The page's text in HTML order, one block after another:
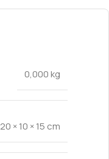
0,000 kg
20 × 10 × 15 cm